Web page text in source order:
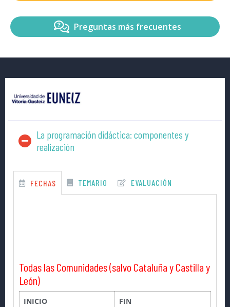
Preguntas más frecuentes
La programación didáctica: componentes y
realización
FECHAS TEMARIO EVALUACIÓN
Todas las Comunidades (salvo Cataluña y Castilla y
León)
INICIO
FIN